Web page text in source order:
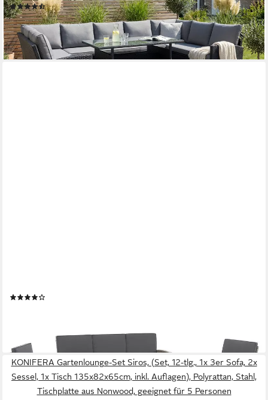
(17)
599,99 € UVP699,99 €
-14%
lieferbar - in 4-5 Werktagen bei dir
KONIFERA Gartenlounge-Set Siros, (Set, 12-tlg., 1x 3er Sofa, 2x
Sessel, 1x Tisch 135x82x65cm, inkl. Auflagen), Polyrattan, Stahl,
Tischplatte aus Nonwood, geeignet für 5 Personen